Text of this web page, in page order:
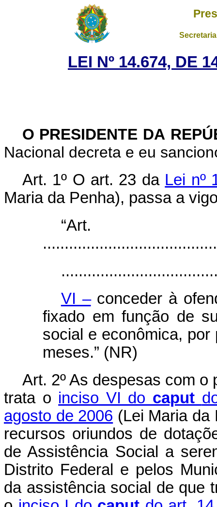
LEI Nº 14.674, DE
O PRESIDENTE DA
Nacional decreta e eu
Art. 1º O art. 23 da Lei nº
Maria da Penha), passa a
VI –conceder à
fixado em função de
social e econômica,
meses.” (NR)
Art. 2º As despesas com
trata o inciso VI do caput
agosto de 2006 (Lei Maria da
recursos oriundos de
de Assistência Social a
Distrito Federal e pelos
da assistência social de que